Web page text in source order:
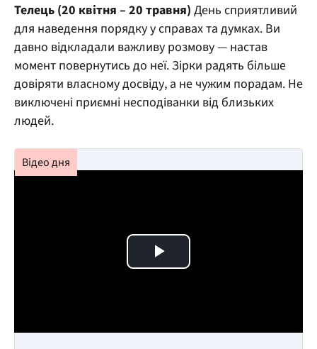
Телець (20 квітня – 20 травня) День сприятливий
для наведення порядку у справах та думках. Ви
давно відкладали важливу розмову — настав
момент повернутись до неї. Зірки радять більше
довіряти власному досвіду, а не чужим порадам. Не
виключені приємні несподіванки від близьких
людей.
Play Video